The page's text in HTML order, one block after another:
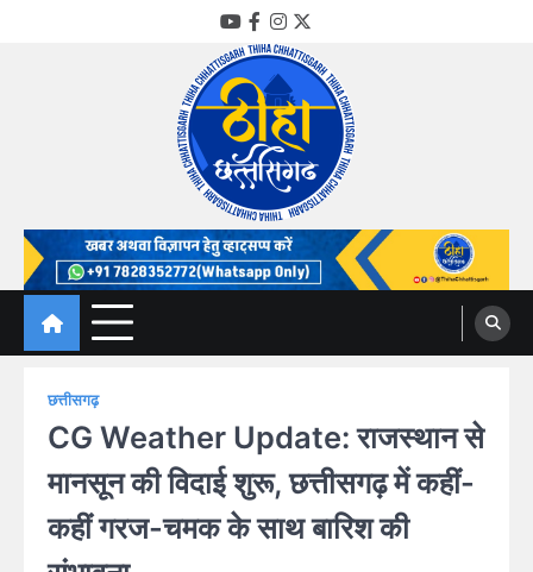
YouTube
Facebook
Instagram
Twitter
Thiha Chhattisgarh
गोठ जन-जन के
छत्तीसगढ़
CG Weather Update: राजस्थान से
मानसून की विदाई शुरू, छत्तीसगढ़ में कहीं-
कहीं गरज-चमक के साथ बारिश की